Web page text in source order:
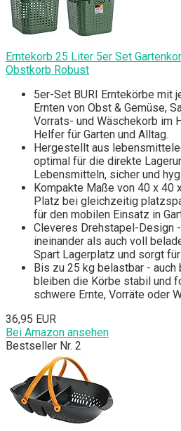
Erntekorb 25 Liter 5er Set
Obstkorb Robust
5er-Set BURI Erntekörbe mit
Ernten von Obst & Gemüse,
Vorrats- und Wäschekorb im
Helfer für Garten und Alltag.
Hergestellt aus
optimal für die direkte
Lebensmitteln, sicher und
Kompakte Maße von 40 x 40
Platz bei gleichzeitig
für den mobilen Einsatz in
Cleveres Drehstapel-Design
ineinander als auch voll
Spart Lagerplatz und sorgt für
Bis zu 25 kg belastbar -
bleiben die Körbe stabil und
schwere Ernte, Vorräte oder
36,95 EUR
Bei Amazon ansehen
Bestseller Nr. 2